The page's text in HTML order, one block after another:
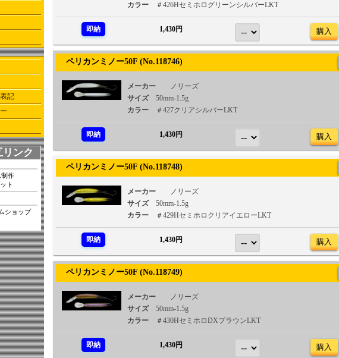
記
ンク
制作
ト
ショップ
カラー
＃426HセミホログリーンシルバーLKT
即納 1,430円 購入
ペリカンミノー50F (No.118746)
メーカー
ノリーズ
サイズ
50mm-1.5g
カラー
＃427クリアシルバーLKT
即納 1,430円 購入
ペリカンミノー50F (No.118748)
メーカー
ノリーズ
サイズ
50mm-1.5g
カラー
＃429HセミホロクリアイエローLKT
即納 1,430円 購入
ペリカンミノー50F (No.118749)
メーカー
ノリーズ
サイズ
50mm-1.5g
カラー
＃430HセミホロDXブラウンLKT
即納 1,430円 購入